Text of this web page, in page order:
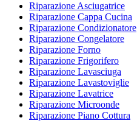
Riparazione Asciugatrice
Riparazione Cappa Cucina
Riparazione Condizionatore
Riparazione Congelatore
Riparazione Forno
Riparazione Frigorifero
Riparazione Lavasciuga
Riparazione Lavastoviglie
Riparazione Lavatrice
Riparazione Microonde
Riparazione Piano Cottura